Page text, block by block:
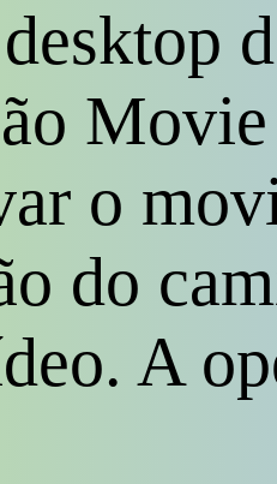
o
do
A